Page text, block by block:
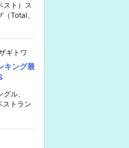
スト）ス
Total、
ギトワ
キング最
ル、
ストラン